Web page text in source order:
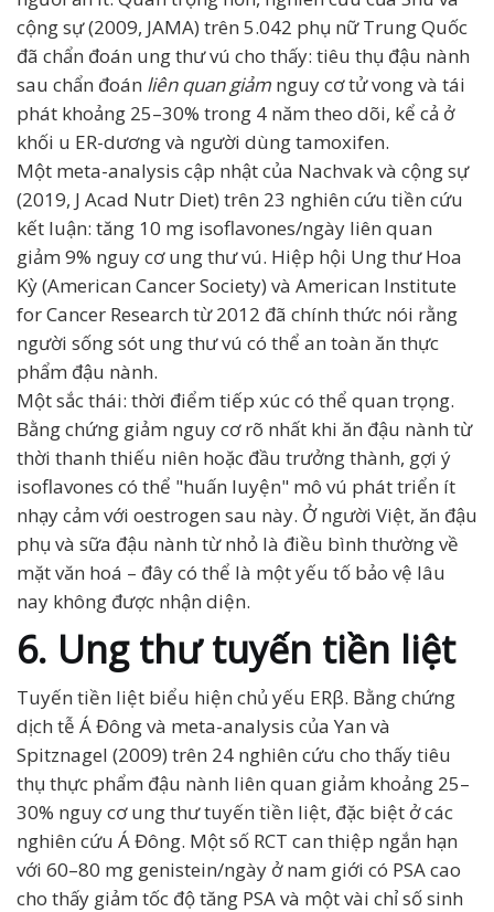
cộng sự (2009, JAMA) trên 5.042 phụ nữ Trung Quốc
đã chẩn đoán ung thư vú cho thấy: tiêu thụ đậu nành
sau chẩn đoán liên quan giảm nguy cơ tử vong và tái
phát khoảng 25–30% trong 4 năm theo dõi, kể cả ở
khối u ER-dương và người dùng tamoxifen.
Một meta-analysis cập nhật của Nachvak và cộng sự
(2019, J Acad Nutr Diet) trên 23 nghiên cứu tiền cứu
kết luận: tăng 10 mg isoflavones/ngày liên quan
giảm 9% nguy cơ ung thư vú. Hiệp hội Ung thư Hoa
Kỳ (American Cancer Society) và American Institute
for Cancer Research từ 2012 đã chính thức nói rằng
người sống sót ung thư vú có thể an toàn ăn thực
phẩm đậu nành.
Một sắc thái: thời điểm tiếp xúc có thể quan trọng.
Bằng chứng giảm nguy cơ rõ nhất khi ăn đậu nành từ
thời thanh thiếu niên hoặc đầu trưởng thành, gợi ý
isoflavones có thể "huấn luyện" mô vú phát triển ít
nhạy cảm với oestrogen sau này. Ở người Việt, ăn đậu
phụ và sữa đậu nành từ nhỏ là điều bình thường về
mặt văn hoá – đây có thể là một yếu tố bảo vệ lâu
nay không được nhận diện.
6. Ung thư tuyến tiền liệt
Tuyến tiền liệt biểu hiện chủ yếu ERβ. Bằng chứng
dịch tễ Á Đông và meta-analysis của Yan và
Spitznagel (2009) trên 24 nghiên cứu cho thấy tiêu
thụ thực phẩm đậu nành liên quan giảm khoảng 25–
30% nguy cơ ung thư tuyến tiền liệt, đặc biệt ở các
nghiên cứu Á Đông. Một số RCT can thiệp ngắn hạn
với 60–80 mg genistein/ngày ở nam giới có PSA cao
cho thấy giảm tốc độ tăng PSA và một vài chỉ số sinh